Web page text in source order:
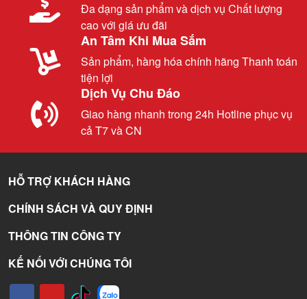
Đa dạng sản phẩm và dịch vụ Chất lượng
cao với giá ưu đãi
An Tâm Khi Mua Sắm
Sản phẩm, hàng hóa chính hãng Thanh toán
tiện lợi
Dịch Vụ Chu Đáo
Giao hàng nhanh trong 24h Hotline phục vụ
cả T7 và CN
HỖ TRỢ KHÁCH HÀNG
CHÍNH SÁCH VÀ QUY ĐỊNH
THÔNG TIN CÔNG TY
KẾ NỐI VỚI CHÚNG TÔI